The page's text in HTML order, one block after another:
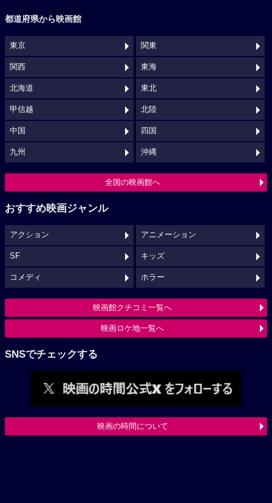
都道府県から映画館
東京 関東
関西 東海
北海道 東北
甲信越 北陸
中国 四国
九州 沖縄
全国の映画館へ
おすすめ映画ジャンル
アクション アニメーション
SF キッズ
コメディ ホラー
映画館クチコミ一覧へ
映画ロケ地一覧へ
SNSでチェックする
映画の時間について